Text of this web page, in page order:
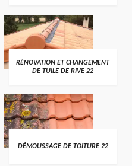
RÉNOVATION ET CHANGEMENT
DE TUILE DE RIVE 22
DÉMOUSSAGE DE TOITURE 22